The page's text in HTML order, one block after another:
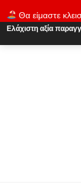
Θα είμαστε
παραγγελίες θα
content
Ελάχιστη αξία